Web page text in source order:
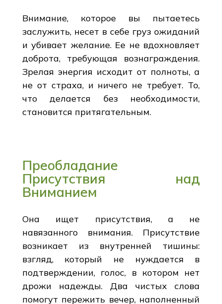
Внимание, которое вы пытаетесь
заслужить, несет в себе груз ожиданий
и убивает желание. Ее не вдохновляет
доброта, требующая вознаграждения.
Зрелая энергия исходит от полноты, а
не от страха, и ничего не требует. То,
что делается без необходимости,
становится притягательным.
Преобладание
Присутствия над
Вниманием
Она ищет присутствия, а не
навязанного внимания. Присутствие
возникает из внутренней тишины:
взгляд, который не нуждается в
подтверждении, голос, в котором нет
дрожи надежды. Два чистых слова
помогут пережить вечер, наполненный